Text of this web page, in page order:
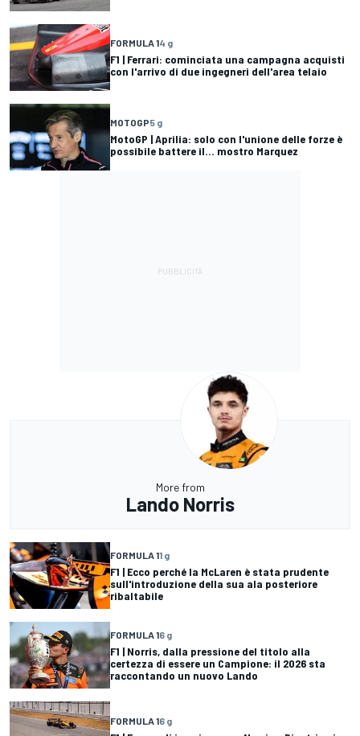
FORMULA 14 g
F1 | Ferrari: cominciata una campagna acquisti
con l'arrivo di due ingegneri dell'area telaio
MOTOGP5 g
MotoGP | Aprilia: solo con l'unione delle forze è
possibile battere il... mostro Marquez
More from
Lando Norris
FORMULA 11 g
F1 | Ecco perché la McLaren è stata prudente
sull'introduzione della sua ala posteriore
ribaltabile
FORMULA 16 g
F1 | Norris, dalla pressione del titolo alla
certezza di essere un Campione: il 2026 sta
raccontando un nuovo Lando
FORMULA 16 g